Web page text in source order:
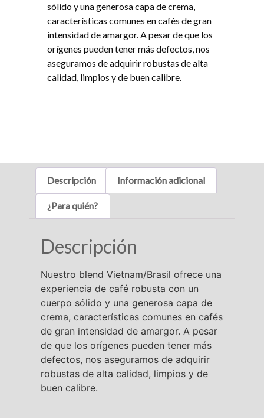
sólido y una generosa capa de crema,
características comunes en cafés de gran
intensidad de amargor. A pesar de que los
orígenes pueden tener más defectos, nos
aseguramos de adquirir robustas de alta
calidad, limpios y de buen calibre.
Descripción Información adicional
¿Para quién?
Descripción
Nuestro blend Vietnam/Brasil ofrece una
experiencia de café robusta con un
cuerpo sólido y una generosa capa de
crema, características comunes en cafés
de gran intensidad de amargor. A pesar
de que los orígenes pueden tener más
defectos, nos aseguramos de adquirir
robustas de alta calidad, limpios y de
buen calibre.